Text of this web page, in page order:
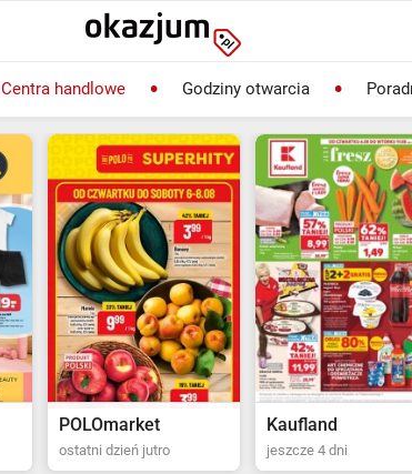
Centra handlowe Godziny otwarcia
Kaufland
jeszcze 4 dni
Biedronka
ostatni dzień jutro